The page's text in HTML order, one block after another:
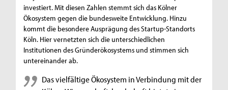
investiert. Mit diesen Zahlen stemmt sich das Kölner
Ökosystem gegen die bundesweite Entwicklung. Hinzu
kommt die besondere Ausprägung des Startup-Standorts
Köln. Hier vernetzten sich die unterschiedlichen
Institutionen des Gründerökosystems und stimmen sich
untereinander ab.
Das vielfältige Ökosystem in Verbindung mit der